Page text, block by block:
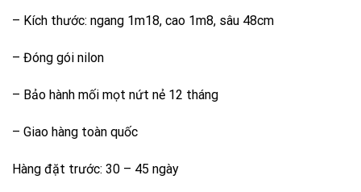
– Kích thước: ngang 1m18, cao 1m8, sâu 48cm
– Đóng gói nilon
– Bảo hành mối mọt nứt nẻ 12 tháng
– Giao hàng toàn quốc
Hàng đặt trước: 30 – 45 ngày